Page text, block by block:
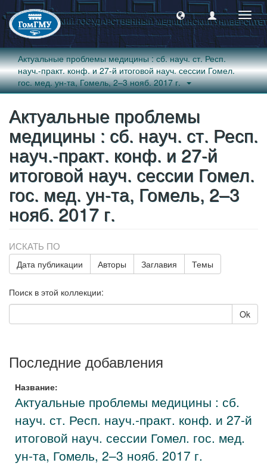
Актуальные проблемы медицины : сб. науч. ст. Респ.
науч.-практ. конф. и 27-й итоговой науч. сессии Гомел.
гос. мед. ун-та, Гомель, 2–3 нояб. 2017 г.
Актуальные проблемы
медицины : сб. науч. ст. Респ.
науч.-практ. конф. и 27-й
итоговой науч. сессии Гомел.
гос. мед. ун-та, Гомель, 2–3
нояб. 2017 г.
ИСКАТЬ ПО
Дата публикации Авторы Заглавия Темы
Поиск в этой коллекции:
Ok
Последние добавления
Название:
Актуальные проблемы медицины : сб.
науч. ст. Респ. науч.-практ. конф. и 27-й
итоговой науч. сессии Гомел. гос. мед.
ун-та, Гомель, 2–3 нояб. 2017 г.